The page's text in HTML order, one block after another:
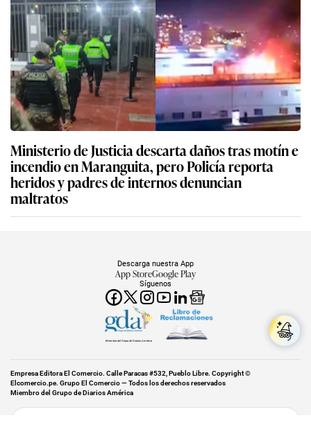
Ministerio de Justicia descarta daños tras motín e
incendio en Maranguita, pero Policía reporta
heridos y padres de internos denuncian
maltratos
Síguenos
Descarga nuestra App
App StoreGoogle Play
Miembro del Grupo de Diarios América
Empresa Editora El Comercio. Calle Paracas #532, Pueblo Libre. Copyright ©
Elcomercio.pe. Grupo El Comercio — Todos los derechos reservados
Miembro del Grupo de Diarios América